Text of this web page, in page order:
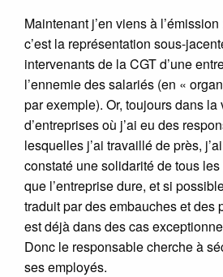
Maintenant j’en viens à
c’est la représentation sous-
intervenants de la CGT d’une
l’ennemie des salariés (en «
par exemple). Or, toujours dans la
d’entreprises où j’ai eu des
lesquelles j’ai travaillé de près,
constaté une solidarité de tous
que l’entreprise dure, et si
traduit par des embauches et des
est déjà dans des cas
Donc le responsable cherche à
ses employés.